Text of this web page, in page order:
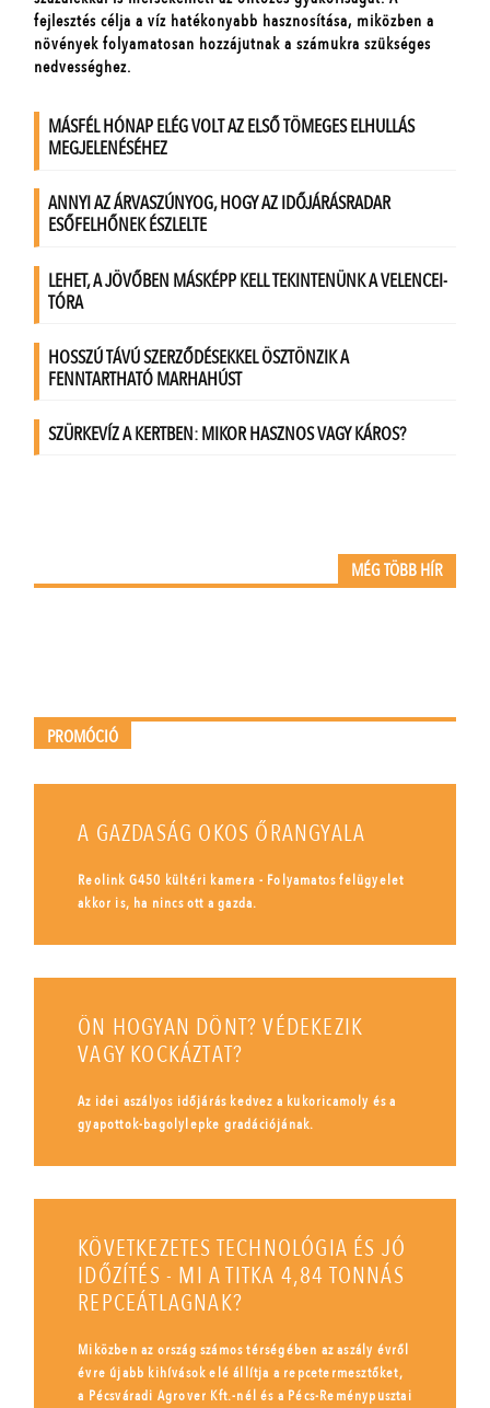
MÉG TÖBB HÍR
PROMÓCIÓ
A GAZDASÁG OKOS ŐRANGYALA
Reolink G450 kültéri kamera - Folyamatos felügyelet
akkor is, ha nincs ott a gazda.
ÖN HOGYAN DÖNT? VÉDEKEZIK
VAGY KOCKÁZTAT?
Az idei aszályos időjárás kedvez a kukoricamoly és a
gyapottok-bagolylepke gradációjának.
KÖVETKEZETES TECHNOLÓGIA ÉS JÓ
IDŐZÍTÉS - MI A TITKA 4,84 TONNÁS
REPCEÁTLAGNAK?
Miközben az ország számos térségében az aszály évről
évre újabb kihívások elé állítja a repcetermesztőket,
a Pécsváradi Agrover Kft.-nél és a Pécs-Reménypusztai